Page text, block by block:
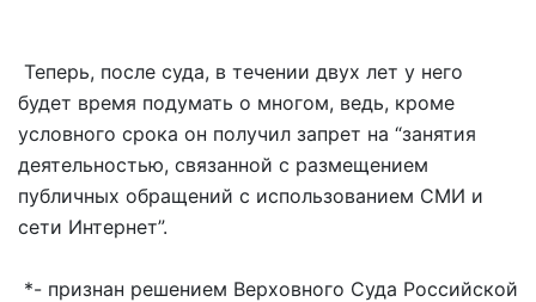
Теперь, после суда, в течении двух лет у него
будет время подумать о многом, ведь, кроме
условного срока он получил запрет на “занятия
деятельностью, связанной с размещением
публичных обращений с использованием СМИ и
сети Интернет”.
*- признан решением Верховного Суда Российской